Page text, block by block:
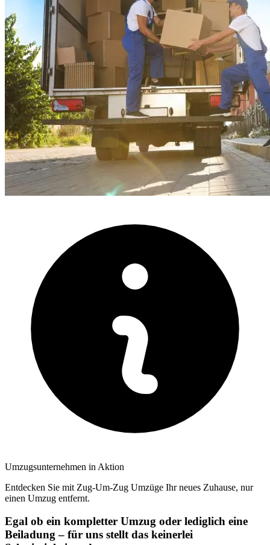
Umzugsunternehmen in Aktion
Entdecken Sie mit Zug-Um-Zug Umzüge Ihr neues Zuhause, nur
einen Umzug entfernt.
Egal ob ein kompletter Umzug oder lediglich eine
Beiladung – für uns stellt das keinerlei